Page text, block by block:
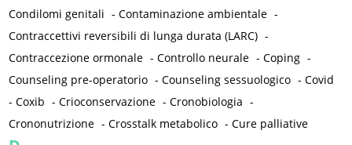
Condilomi genitali -Contaminazione ambientale -
Contraccettivi reversibili di lunga durata (LARC) -
Contraccezione ormonale -Controllo neurale -Coping -
Counseling pre-operatorio -Counseling sessuologico -Covid
-Coxib -Crioconservazione -Cronobiologia -
Crononutrizione -Crosstalk metabolico -Cure palliative